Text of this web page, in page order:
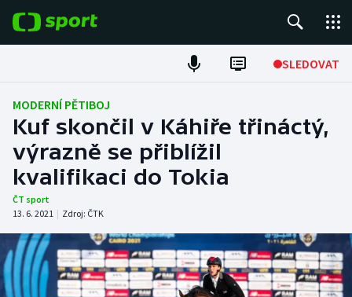
SLEDOVAT
Fotbal
Hokej
Tenis
Atletika
Cyklistika
DALŠÍ SPORTY
MODERNÍ PĚTIBOJ
Kuf skončil v Káhiře třináctý,
výrazně se přiblížil
kvalifikaci do Tokia
ČT sport
13. 6. 2021 | Zdroj: ČTK